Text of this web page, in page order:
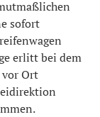
sofort
erlitt bei dem
Ort